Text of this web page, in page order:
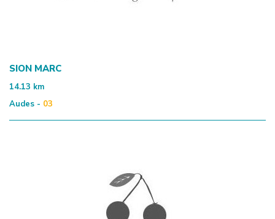
SION MARC
14.13 km
Audes - 03